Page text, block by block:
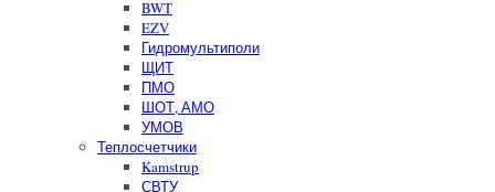
BWT
EZV
Гидромультиполи
ЩИТ
ПМО
ШОТ, АМО
УМОВ
Теплосчетчики
Kamstrup
СВТУ